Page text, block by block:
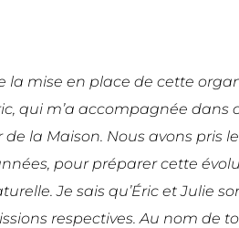
la mise en place de cette
qui m’a accompagnée dans
la Maison. Nous avons pris
pour préparer cette
Je sais qu’Éric et Julie
respectives. Au nom de